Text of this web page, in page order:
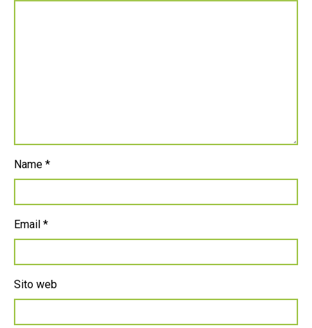
Name *
Email *
Sito web